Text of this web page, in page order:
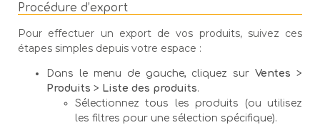
Procédure d’export
Pour effectuer un export de vos produits, suivez ces
étapes simples depuis votre espace :
Dans le menu de gauche, cliquez surVentes >
Produits > Liste des produits.
Sélectionnez tous les produits (ou utilisez
les filtres pour une sélection spécifique).